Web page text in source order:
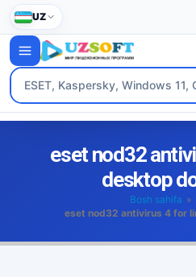
UZ
eset nod32
desktop
Bosh sahifa »
eset nod32 antivirus 4 for